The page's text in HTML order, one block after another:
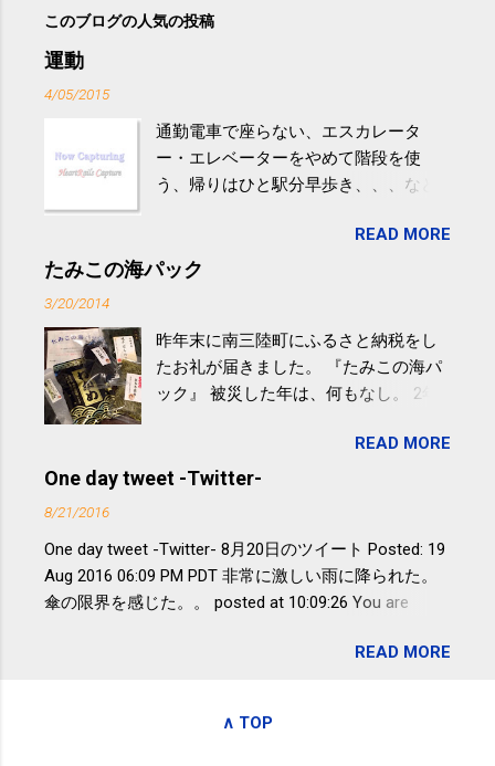
このブログの人気の投稿
運動
4/05/2015
通勤電車で座らない、エスカレータ
ー・エレベーターをやめて階段を使
う、帰りはひと駅分早歩き、、、など
やすい。 スポーツウェア・シューズで
するものだけが運動ではない。 食べ
けると改善する、との結果を筑波大の
研究チームが発表した。改善が期待で
きるのは、過度の飲酒が原因ではない
減らなくても効果があるという。 正田
教授は「汗ばむ程度の運動を毎日３０
波大「減量しなくても効果」 - ニュー
ス - アピタル（医療・健康）
READ MORE
たみこの海パック
3/20/2014
昨年末に南三陸町にふるさと納税をし
たお礼が届きました。 『たみこの海パ
ック』 被災した年は、何もなし。 2年
が『たみこの海パック』。 ボランティ
アや募金が苦手で、、、被災地の少し
全く考えていなかったので、貰えると
少しづつ復興してる感が伝わってきて
嬉しいです。 あと、ふるさと納税が節
ですが、節税になるほど稼げていない
税務局｜ふるさと納税など個人住民税
READ MORE
One day tweet -Twitter-
8/21/2016
One day tweet -Twitter- 8月20日のツイート Posted: 19
Aug 2016 06:09 PM PDT 非常に激しい雨に降られた。
傘の限界を感じた。。 posted at 10:09:26 You are
SAKUMA(@SPC_Sakuma) - Twilog . To stop receiving
Parkway, Mountain View, CA 94043, United States
READ MORE
∧ TOP